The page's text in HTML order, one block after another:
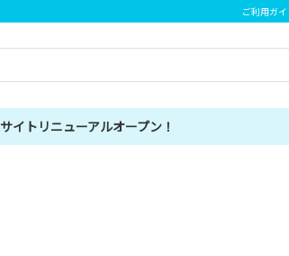
ご利用ガイ
サイトリニューアルオープン！